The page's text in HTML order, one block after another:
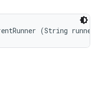
(String